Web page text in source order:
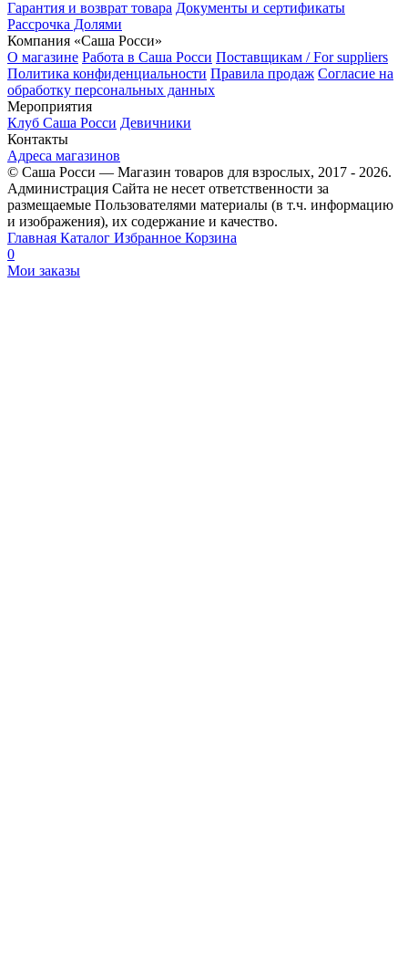
Гарантия и возврат товара Документы и сертификаты
Рассрочка Долями
Компания «Саша Росси»
О магазине Работа в Саша Росси Поставщикам / For suppliers
Политика конфиденциальности Правила продаж Согласие на
обработку персональных данных
Мероприятия
Клуб Саша Росси Девичники
Контакты
Адреса магазинов
© Саша Росси — Магазин товаров для взрослых, 2017 - 2026.
Администрация Сайта не несет ответственности за
размещаемые Пользователями материалы (в т.ч. информацию
и изображения), их содержание и качество.
Главная Каталог Избранное Корзина
0
Мои заказы